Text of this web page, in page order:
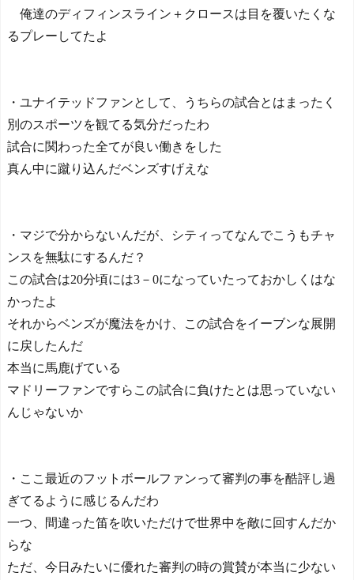
俺達のディフィンスライン＋クロースは目を覆いたくな
るプレーしてたよ
・ユナイテッドファンとして、うちらの試合とはまったく
別のスポーツを観てる気分だったわ
試合に関わった全てが良い働きをした
真ん中に蹴り込んだベンズすげえな
・マジで分からないんだが、シティってなんでこうもチャ
ンスを無駄にするんだ？
この試合は20分頃には3－0になっていたっておかしくはな
かったよ
それからベンズが魔法をかけ、この試合をイーブンな展開
に戻したんだ
本当に馬鹿げている
マドリーファンですらこの試合に負けたとは思っていない
んじゃないか
・ここ最近のフットボールファンって審判の事を酷評し過
ぎてるように感じるんだわ
一つ、間違った笛を吹いただけで世界中を敵に回すんだか
らな
ただ、今日みたいに優れた審判の時の賞賛が本当に少ない